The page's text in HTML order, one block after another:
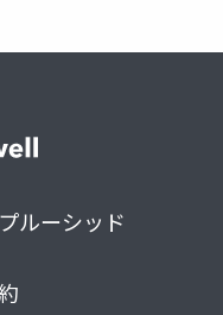
ルーシッド